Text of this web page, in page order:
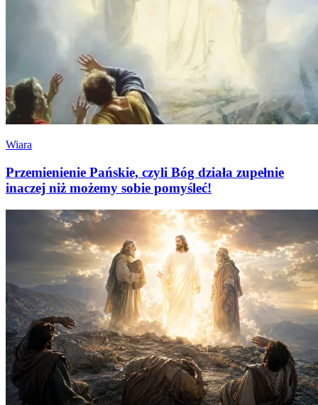
Wiara
Przemienienie Pańskie, czyli Bóg działa zupełnie
inaczej niż możemy sobie pomyśleć!